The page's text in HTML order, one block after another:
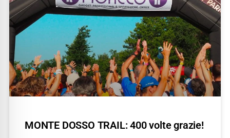
MONTE DOSSO TRAIL: 400 volte grazie!